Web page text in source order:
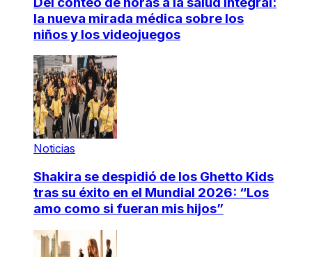
la nueva mirada médica sobre los
niños y los videojuegos
Noticias
Shakira se despidió de los Ghetto Kids
tras su éxito en el Mundial 2026: “Los
amo como si fueran mis hijos”